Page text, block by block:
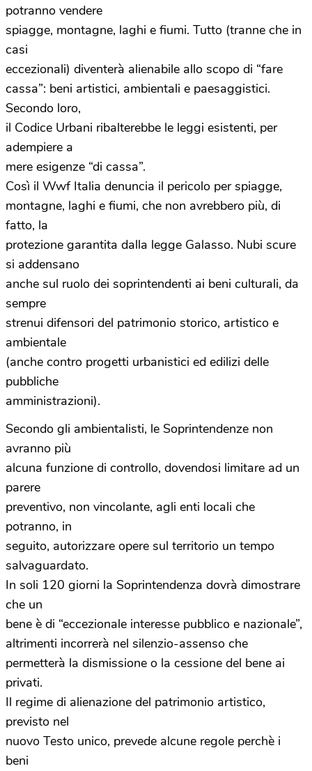
potranno vendere
spiagge, montagne, laghi e fiumi. Tutto (tranne che in
casi
eccezionali) diventerà alienabile allo scopo di “fare
cassa”: beni artistici, ambientali e paesaggistici.
Secondo loro,
il Codice Urbani ribalterebbe le leggi esistenti, per
adempiere a
mere esigenze “di cassa”.
Così il Wwf Italia denuncia il pericolo per spiagge,
montagne, laghi e fiumi, che non avrebbero più, di
fatto, la
protezione garantita dalla legge Galasso. Nubi scure
si addensano
anche sul ruolo dei soprintendenti ai beni culturali, da
sempre
strenui difensori del patrimonio storico, artistico e
ambientale
(anche contro progetti urbanistici ed edilizi delle
pubbliche
amministrazioni).
Secondo gli ambientalisti, le Soprintendenze non
avranno più
alcuna funzione di controllo, dovendosi limitare ad un
parere
preventivo, non vincolante, agli enti locali che
potranno, in
seguito, autorizzare opere sul territorio un tempo
salvaguardato.
In soli 120 giorni la Soprintendenza dovrà dimostrare
che un
bene è di “eccezionale interesse pubblico e nazionale”,
altrimenti incorrerà nel silenzio-assenso che
permetterà la dismissione o la cessione del bene ai
privati.
Il regime di alienazione del patrimonio artistico,
previsto nel
nuovo Testo unico, prevede alcune regole perchè i
beni